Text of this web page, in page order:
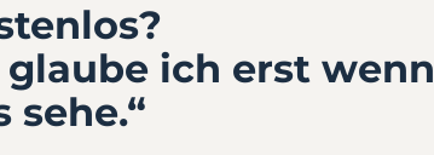
glaube ich erst wenn
sehe.“